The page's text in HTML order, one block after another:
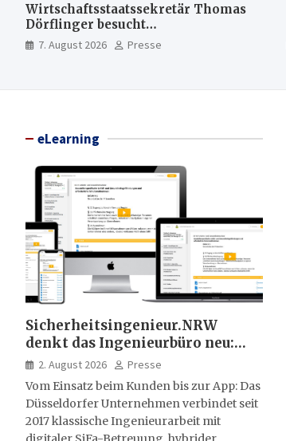
Wirtschaftsstaatssekretär Thomas
Dörflinger besucht
Handwerksbetrieb im
Kammerbezirk Freiburg
7. August 2026 Presse
eLearning
Sicherheitsingenieur.NRW
denkt das Ingenieurbüro neu:
HSE-Beratung wird digital,
hybrid und multimedial
2. August 2026
Presse
Vom Einsatz beim Kunden bis zur App: Das
Düsseldorfer Unternehmen verbindet seit
2017 klassische Ingenieurarbeit mit